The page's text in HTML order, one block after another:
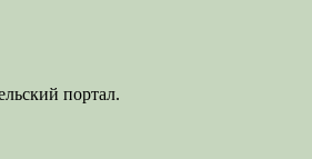
портал.